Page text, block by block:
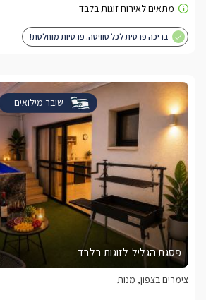
בריכה פרטית לכל סוויטה. פרטיות מוחלטת!
שובר מילואים
פסגת הגליל-לזוגות בלבד
צימרים בצפון, מנות